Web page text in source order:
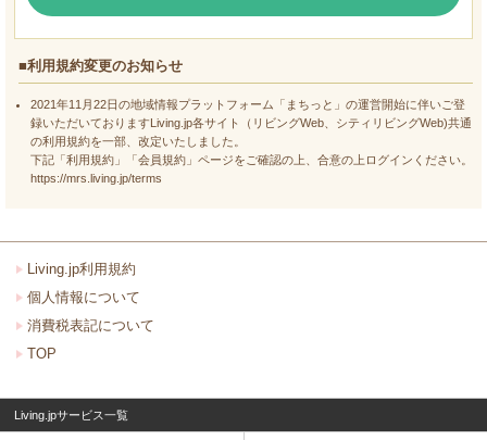
■利用規約変更のお知らせ
2021年11月22日の地域情報プラットフォーム「まちっと」の運営開始に伴いご登
録いただいておりますLiving.jp各サイト（リビングWeb、シティリビングWeb)共通
の利用規約を一部、改定いたしました。
下記「利用規約」「会員規約」ページをご確認の上、合意の上ログインください。
https://mrs.living.jp/terms
Living.jp利用規約
個人情報について
消費税表記について
TOP
Living.jpサービス一覧